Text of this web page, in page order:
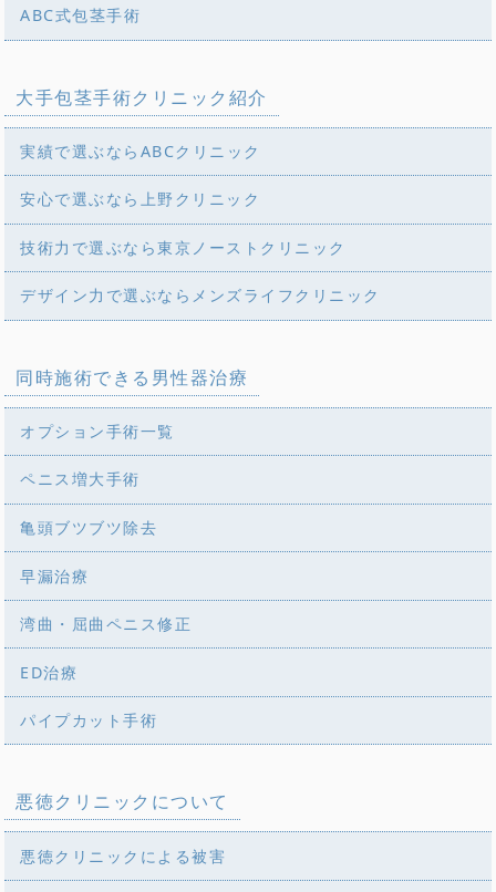
ABC式包茎手術
大手包茎手術クリニック紹介
実績で選ぶならABCクリニック
安心で選ぶなら上野クリニック
技術力で選ぶなら東京ノーストクリニック
デザイン力で選ぶならメンズライフクリニック
同時施術できる男性器治療
オプション手術一覧
ペニス増大手術
亀頭ブツブツ除去
早漏治療
湾曲・屈曲ペニス修正
ED治療
パイプカット手術
悪徳クリニックについて
悪徳クリニックによる被害